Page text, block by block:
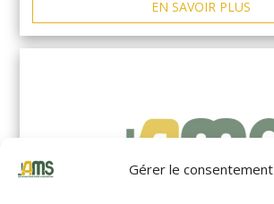
Gérer le consentement
EN SAVOIR PLUS